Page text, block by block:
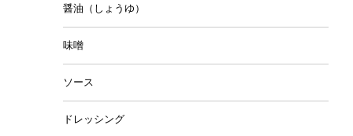
醤油（しょうゆ）
味噌
ソース
ドレッシング